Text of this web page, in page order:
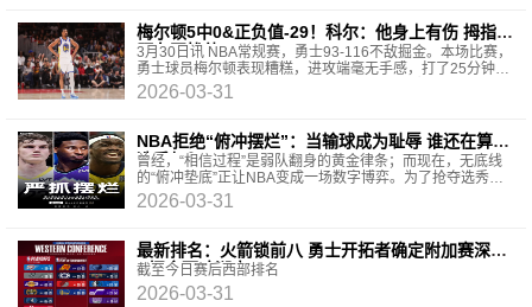
梅尔顿5中0&正负值-29！科尔：他身上有伤 拇指问
题在困扰他
3月30日讯 NBA常规赛，勇士93-116不敌掘金。本场比赛，
勇士球员梅尔顿表现糟糕，进攻端毫无手感，打了25分钟，
投篮5中0，三分球3中0，没有得分入账，仅拿到1篮板3助攻
2抢
2026-03-31
NBA拒绝“俯冲摆烂”：当输球成为耻辱 谁还在算计
选秀权？
曾经，“相信过程”是弱队翻身的黄金律条；而现在，无底线
的“俯冲垫底”正让NBA变成一场数字博弈。为了抢夺选秀大
年的天才新人，部分球队已近乎失控。Shams爆料
2026-03-31
最新排名：火箭锁前八 勇士开拓者确定附加赛深渊
&掘金死咬湖人
截至今日赛后西部排名
2026-03-31